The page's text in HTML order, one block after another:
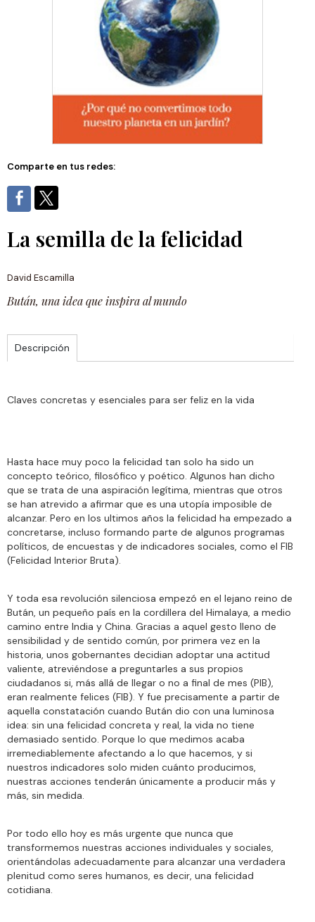
Comparte en tus redes:
La semilla de la felicidad
David Escamilla
Bután, una idea que inspira al mundo
Descripción
Claves concretas y esenciales para ser feliz en la vida
Hasta hace muy poco la felicidad tan solo ha sido un
concepto teórico, filosófico y poético. Algunos han dicho
que se trata de una aspiración legítima, mientras que otros
se han atrevido a afirmar que es una utopía imposible de
alcanzar. Pero en los ultimos años la felicidad ha empezado a
concretarse, incluso formando parte de algunos programas
políticos, de encuestas y de indicadores sociales, como el FIB
(Felicidad Interior Bruta).
Y toda esa revolución silenciosa empezó en el lejano reino de
Bután, un pequeño país en la cordillera del Himalaya, a medio
camino entre India y China. Gracias a aquel gesto lleno de
sensibilidad y de sentido común, por primera vez en la
historia, unos gobernantes decidian adoptar una actitud
valiente, atreviéndose a preguntarles a sus propios
ciudadanos si, más allá de llegar o no a final de mes (PIB),
eran realmente felices (FIB). Y fue precisamente a partir de
aquella constatación cuando Bután dio con una luminosa
idea: sin una felicidad concreta y real, la vida no tiene
demasiado sentido. Porque lo que medimos acaba
irremediablemente afectando a lo que hacemos, y si
nuestros indicadores solo miden cuánto producimos,
nuestras acciones tenderán únicamente a producir más y
más, sin medida.
Por todo ello hoy es más urgente que nunca que
transformemos nuestras acciones individuales y sociales,
orientándolas adecuadamente para alcanzar una verdadera
plenitud como seres humanos, es decir, una felicidad
cotidiana.